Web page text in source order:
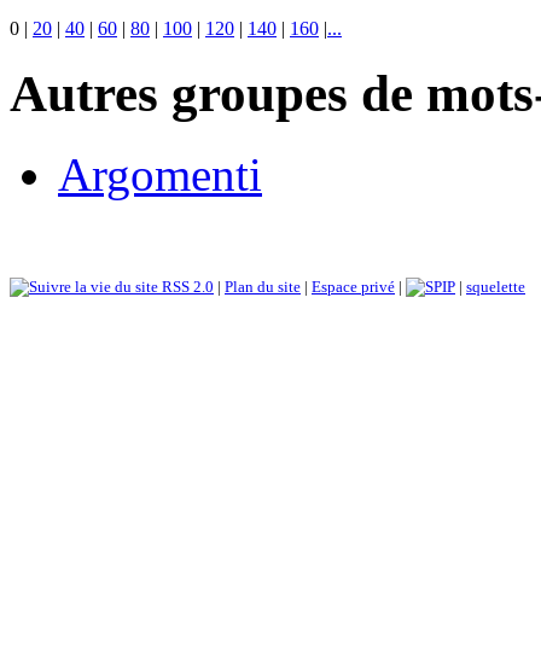
0 20 40 60 80 100 120 140 160 ...
Autres groupes de
Argomenti
RSS 2.0 | Plan du site | Espace privé | | squelette